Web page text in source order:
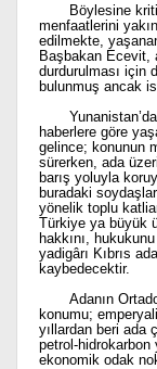
Böylesine kritik
menfaatlerini
edilmekte,
Başbakan Ecevit,
durdurulması için
bulunmuş ancak
Yunanistan’da
haberlere göre
gelince; konunun
sürerken, ada
barış yoluyla
buradaki
yönelik toplu
Türkiye ya büyük
hakkını,
yadigârı Kıbrıs
kaybedecektir.
Adanın
konumu;
yıllardan beri ada
petrol-hidrokarbon
ekonomik odak